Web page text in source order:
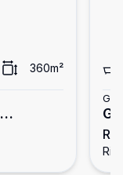
360m²